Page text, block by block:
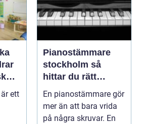
ett
Pianostämmare
stockholm så
hittar du rätt
expert för ditt
piano
En pianostämmare gör
mer än att bara vrida
på några skruvar. En